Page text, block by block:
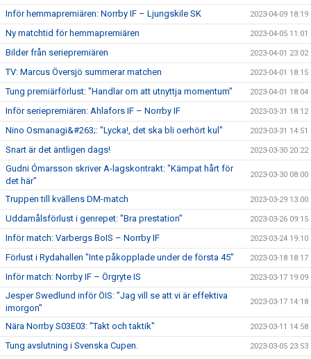
Inför hemmapremiären: Norrby IF – Ljungskile SK 2023-04-09 18:19
Ny matchtid för hemmapremiären 2023-04-05 11:01
Bilder från seriepremiären 2023-04-01 23:02
TV: Marcus Översjö summerar matchen 2023-04-01 18:15
Tung premiärförlust: "Handlar om att utnyttja momentum" 2023-04-01 18:04
Inför seriepremiären: Ahlafors IF – Norrby IF 2023-03-31 18:12
Nino Osmanagi&#263;: "Lycka!, det ska bli oerhört kul" 2023-03-31 14:51
Snart är det äntligen dags! 2023-03-30 20:22
Gudni Ómarsson skriver A-lagskontrakt: "Kämpat hårt för
det här"
2023-03-30 08:00
Truppen till kvällens DM-match 2023-03-29 13:00
Uddamålsförlust i genrepet: "Bra prestation" 2023-03-26 09:15
Inför match: Varbergs BoIS – Norrby IF 2023-03-24 19:10
Förlust i Rydahallen "Inte påkopplade under de första 45" 2023-03-18 18:17
Inför match: Norrby IF – Örgryte IS 2023-03-17 19:09
Jesper Swedlund inför ÖIS: ”Jag vill se att vi är effektiva
imorgon"
2023-03-17 14:18
Nära Norrby S03E03: "Takt och taktik" 2023-03-11 14:58
Tung avslutning i Svenska Cupen. 2023-03-05 23:53